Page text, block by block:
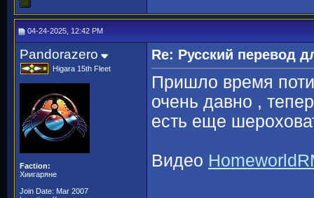
04-24-2025, 12:42 PM
Pandorazero
Higara 15th Fleet
Faction:
Хиигаряне
Join Date: Mar 2007
Re: Русский перевод
Пришло время
очень давно ,
есть еще
Видео